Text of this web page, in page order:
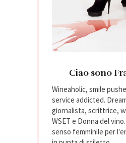
Ciao sono
Wineaholic, smile
service addicted.
giornalista, scrittrice,
WSET e Donna del
senso femminile per